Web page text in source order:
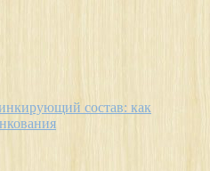
состав: как